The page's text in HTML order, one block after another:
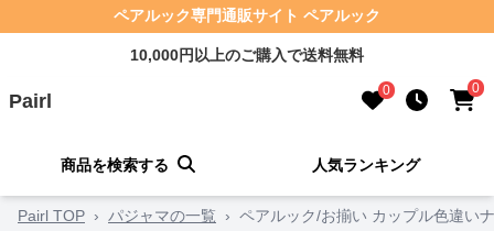
ペアルック専門通販サイト ペアルック
10,000円以上のご購入で送料無料
Pairl 0 0
商品を検索する 人気ランキング
Pairl TOP › パジャマの一覧 › ペアルック/お揃い カップル色違い